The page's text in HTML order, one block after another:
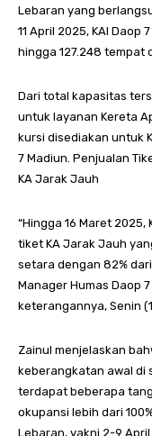
Lebaran yang
11 April 2025, KAI
hingga 127.248 tempat
Dari total kapasitas
untuk layanan Kereta
kursi disediakan untuk
7 Madiun. Penjualan
KA Jarak Jauh
“Hingga 16 Maret
tiket KA Jarak Jauh
setara dengan 82%
Manager Humas Daop
keterangannya, Senin
Zainul menjelaskan
keberangkatan awal di
terdapat beberapa
okupansi lebih dari
Lebaran, yakni 2-9 April